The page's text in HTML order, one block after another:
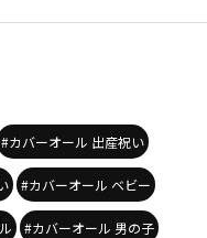
#カバーオール 出産祝い
#カバーオール ベビー
#カバーオール 男の子